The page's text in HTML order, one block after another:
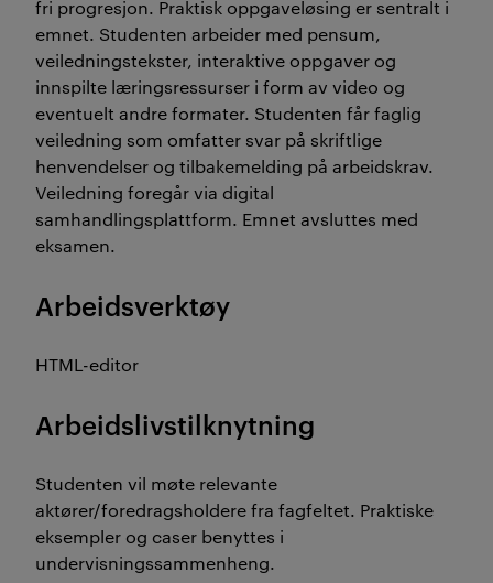
fri progresjon. Praktisk oppgaveløsing er sentralt i
emnet. Studenten arbeider med pensum,
veiledningstekster, interaktive oppgaver og
innspilte læringsressurser i form av video og
eventuelt andre formater. Studenten får faglig
veiledning som omfatter svar på skriftlige
henvendelser og tilbakemelding på arbeidskrav.
Veiledning foregår via digital
samhandlingsplattform. Emnet avsluttes med
eksamen.
Arbeidsverktøy
HTML-editor
Arbeidslivstilknytning
Studenten vil møte relevante
aktører/foredragsholdere fra fagfeltet. Praktiske
eksempler og caser benyttes i
undervisningssammenheng.